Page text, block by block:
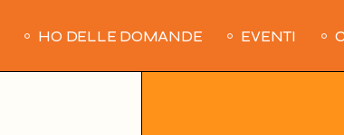
HO DELLE DOMANDE EVENTI